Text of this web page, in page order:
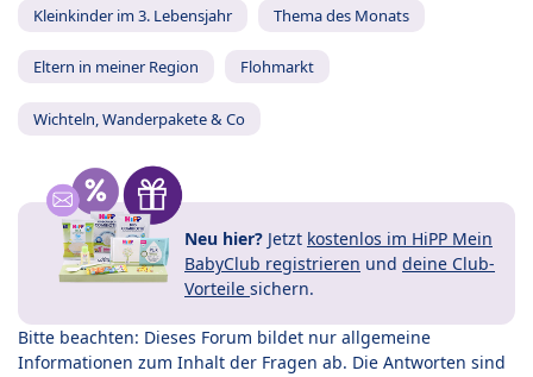
Kleinkinder im 3. Lebensjahr Thema des Monats
Eltern in meiner Region Flohmarkt
Wichteln, Wanderpakete & Co
Neu hier? Jetzt kostenlos im HiPP Mein
BabyClub registrieren und deine Club-
Vorteile sichern.
Bitte beachten: Dieses Forum bildet nur allgemeine
Informationen zum Inhalt der Fragen ab. Die Antworten sind